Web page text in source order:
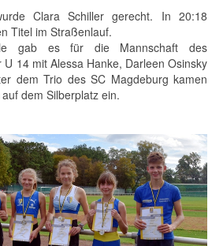
Clara Schiller gerecht. In 20:18
Titel im Straßenlauf.
gab es für die Mannschaft des
14 mit Alessa Hanke, Darleen Osinsky
dem Trio des SC Magdeburg kamen
dem Silberplatz ein.